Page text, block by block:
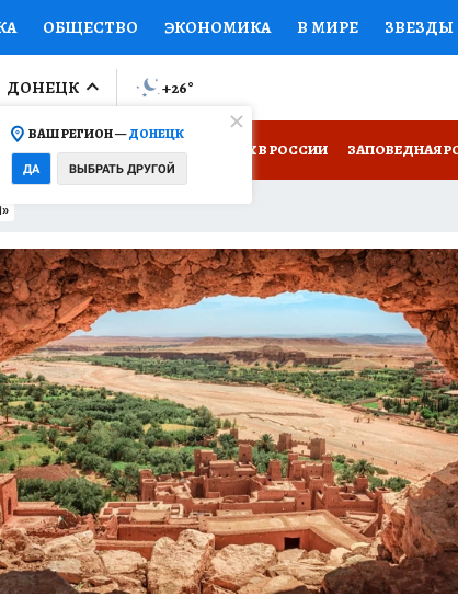
ОБЩЕСТВО ЭКОНОМИКА В МИРЕ ЗВЕЗДЫ
ПРОИСШЕСТВИЯ
ДОКТОР ФИНАНСЫ
ПОЛКА ПРОГНОЗЫ НА СПОРТ
НЕДВИЖИМОСТЬ ТЕЛЕВИЗОР КОЛЛЕКЦИИ
ТЕСТЫ НОВОЕ НА САЙТЕ
ДОНЕЦК
ВАШ РЕГИОН —ДОНЕЦК
ДА ВЫБРАТЬ ДРУГОЙ
+26°
СВОДКА КП В МАХ ОТДЫХ В РОССИИ ЗАПОВЕДНАЯ